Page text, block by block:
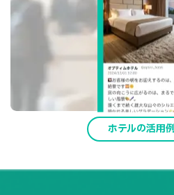
ホテルの活用